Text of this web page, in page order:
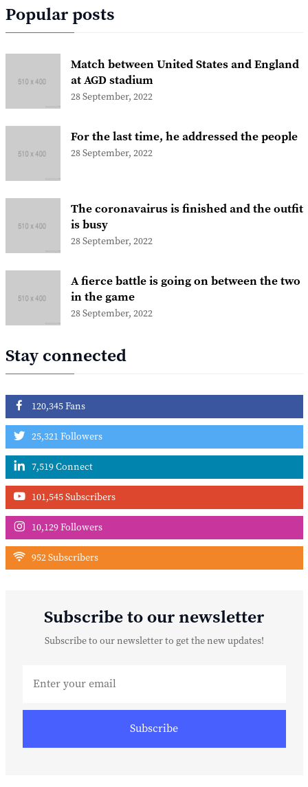
Popular posts
Match between United States and England
at AGD stadium
28 September, 2022
For the last time, he addressed the people
28 September, 2022
The coronavairus is finished and the outfit
is busy
28 September, 2022
A fierce battle is going on between the two
in the game
28 September, 2022
Stay connected
120,345 Fans
25,321 Followers
7,519 Connect
101,545 Subscribers
10,129 Followers
952 Subscribers
Subscribe to our newsletter
Subscribe to our newsletter to get the new updates!
Subscribe